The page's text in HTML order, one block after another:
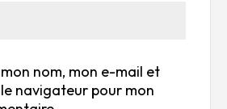
nom, mon e-mail et
navigateur pour mon